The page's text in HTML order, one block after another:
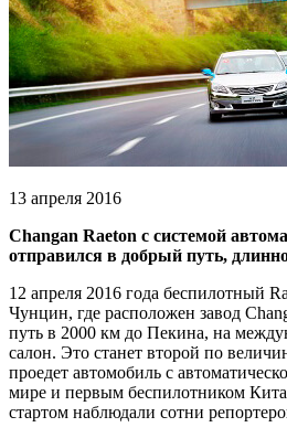
13 апреля 2016
Changan Raeton с системой
отправился в добрый путь,
12 апреля 2016 года беспилотный
Чунцин, где расположен завод
путь в 2000 км до Пекина, на
салон. Это станет второй по
проедет автомобиль с
мире и первым беспилотником
стартом наблюдали сотни